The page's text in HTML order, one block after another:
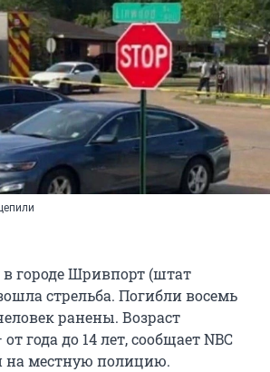
городе Шривпорт (штат
стрельба. Погибли восемь
ранены. Возраст
года до 14 лет, сообщает NBC
на местную полицию.